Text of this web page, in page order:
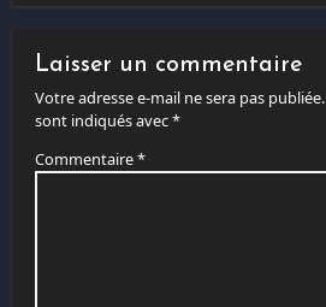
Laisser un commentaire
Votre adresse e-mail ne sera pas publiée.
sont indiqués avec*
Commentaire*